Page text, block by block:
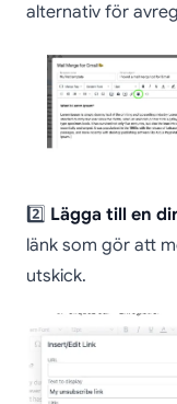
alternativ för
2️⃣ Lägga till en
länk som gör att
utskick.